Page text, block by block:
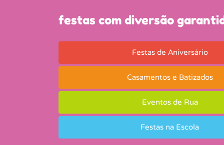
festas com diversão
Festas de Aniversário
Casamentos e Batizados
Eventos de Rua
Festas na Escola